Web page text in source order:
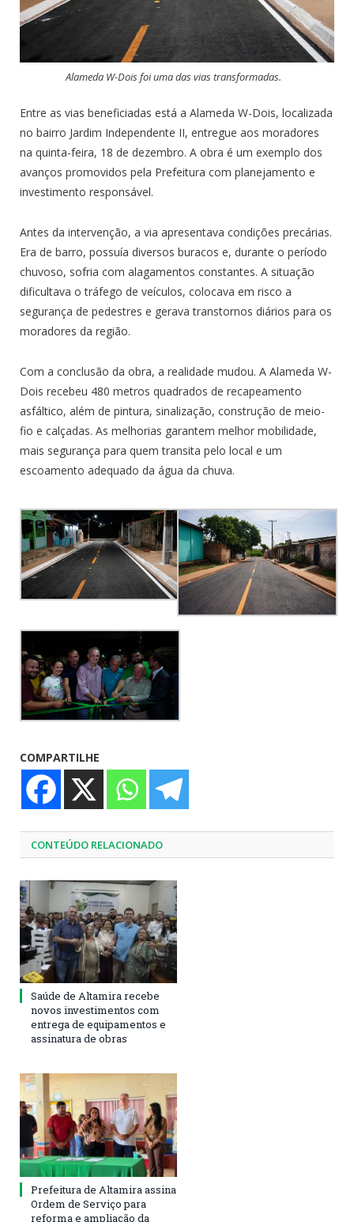
Alameda W-Dois foi uma das vias transformadas.
Entre as vias beneficiadas está a Alameda W-Dois, localizada
no bairro Jardim Independente II, entregue aos moradores
na quinta-feira, 18 de dezembro. A obra é um exemplo dos
avanços promovidos pela Prefeitura com planejamento e
investimento responsável.
Antes da intervenção, a via apresentava condições precárias.
Era de barro, possuía diversos buracos e, durante o período
chuvoso, sofria com alagamentos constantes. A situação
dificultava o tráfego de veículos, colocava em risco a
segurança de pedestres e gerava transtornos diários para os
moradores da região.
Com a conclusão da obra, a realidade mudou. A Alameda W-
Dois recebeu 480 metros quadrados de recapeamento
asfáltico, além de pintura, sinalização, construção de meio-
fio e calçadas. As melhorias garantem melhor mobilidade,
mais segurança para quem transita pelo local e um
escoamento adequado da água da chuva.
COMPARTILHE
CONTEÚDO RELACIONADO
Saúde de Altamira recebe
novos investimentos com
entrega de equipamentos e
assinatura de obras
Prefeitura de Altamira assina
Ordem de Serviço para
reforma e ampliação da